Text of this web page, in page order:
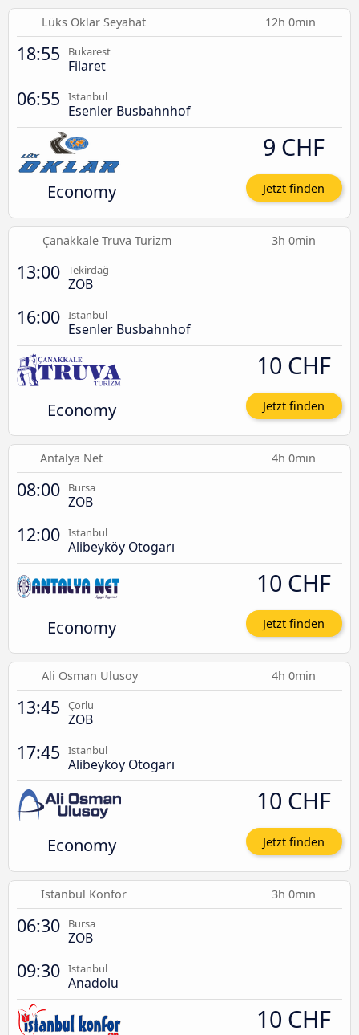
Lüks Oklar Seyahat 12h 0min
18:55 Bukarest
Filaret
06:55 Istanbul
Esenler Busbahnhof
Economy
9 CHF
Jetzt finden
Çanakkale Truva Turizm 3h 0min
13:00 Tekirdağ
ZOB
16:00 Istanbul
Esenler Busbahnhof
Economy
10 CHF
Jetzt finden
Antalya Net 4h 0min
08:00 Bursa
ZOB
12:00 Istanbul
Alibeyköy Otogarı
Economy
10 CHF
Jetzt finden
Ali Osman Ulusoy 4h 0min
13:45 Çorlu
ZOB
17:45 Istanbul
Alibeyköy Otogarı
Economy
10 CHF
Jetzt finden
Istanbul Konfor 3h 0min
06:30 Bursa
ZOB
09:30 Istanbul
Anadolu
10 CHF